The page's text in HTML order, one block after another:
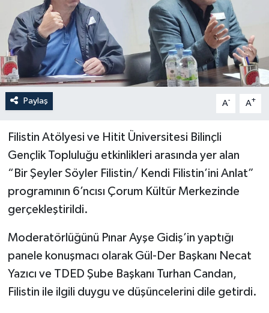
Paylaş A- A+
Filistin Atölyesi ve Hitit Üniversitesi Bilinçli
Gençlik Topluluğu etkinlikleri arasında yer alan
“Bir Şeyler Söyler Filistin/ Kendi Filistin’ini Anlat”
programının 6’ncısı Çorum Kültür Merkezinde
gerçekleştirildi.
Moderatörlüğünü Pınar Ayşe Gidiş’in yaptığı
panele konuşmacı olarak Gül-Der Başkanı Necat
Yazıcı ve TDED Şube Başkanı Turhan Candan,
Filistin ile ilgili duygu ve düşüncelerini dile getirdi.
İLÇELER
OTOPARK
TEKNOLOJİ